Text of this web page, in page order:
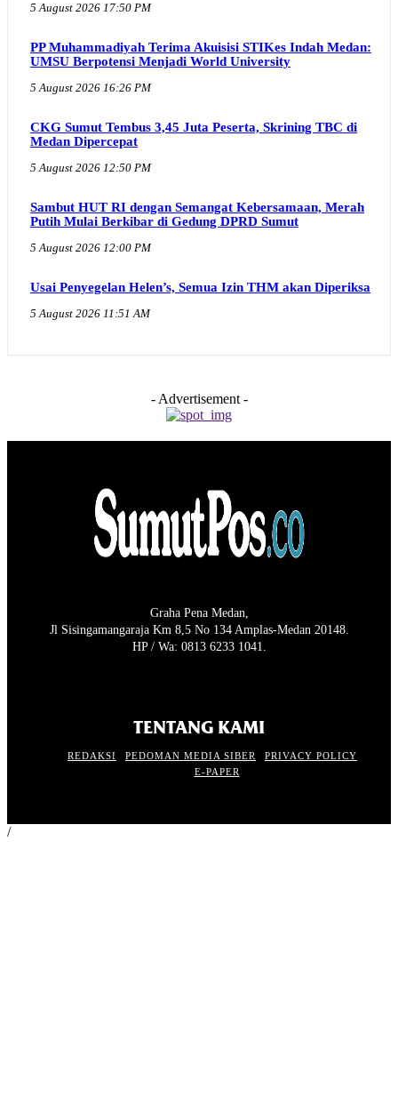
5 August 2026 17:50 PM
PP Muhammadiyah Terima Akuisisi STIKes Indah Medan:
UMSU Berpotensi Menjadi World University
5 August 2026 16:26 PM
CKG Sumut Tembus 3,45 Juta Peserta, Skrining TBC di
Medan Dipercepat
5 August 2026 12:50 PM
Sambut HUT RI dengan Semangat Kebersamaan, Merah
Putih Mulai Berkibar di Gedung DPRD Sumut
5 August 2026 12:00 PM
Usai Penyegelan Helen’s, Semua Izin THM akan Diperiksa
5 August 2026 11:51 AM
- Advertisement -
Graha Pena Medan,
Jl Sisingamangaraja Km 8,5 No 134 Amplas-Medan 20148.
HP / Wa: 0813 6233 1041.
TENTANG KAMI
REDAKSI PEDOMAN MEDIA SIBER
PRIVACY POLICY
E-PAPER
/